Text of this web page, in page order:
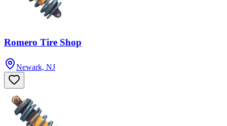
Romero Tire Shop
Newark, NJ